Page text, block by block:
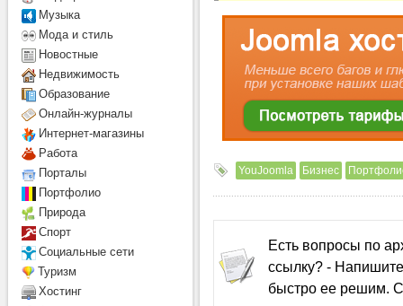
YouJoomla Бизнес
Есть вопросы по
ссылку? -
быстро ее решим.
Музыка
Мода и стиль
Новостные
Недвижимость
Образование
Онлайн-журналы
Интернет-магазины
Работа
Порталы
Портфолио
Природа
Спорт
Социальные сети
Туризм
Хостинг